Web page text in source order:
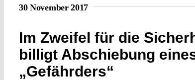
30 November 2017
Im Zweifel für die
billigt Abschiebung
„Gefährders“